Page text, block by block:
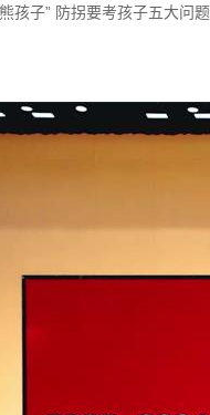
孩子” 防拐要考孩子五大问题